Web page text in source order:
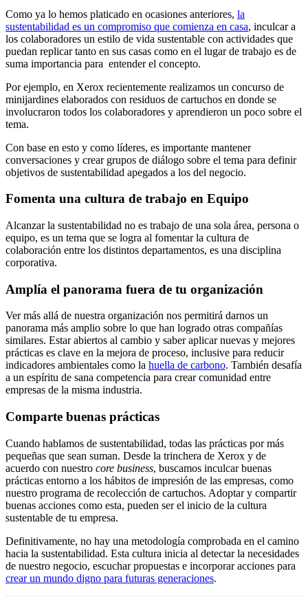
Como ya lo hemos platicado en ocasiones anteriores, la
sustentabilidad es un compromiso que comienza en casa, inculcar a
los colaboradores un estilo de vida sustentable con actividades que
puedan replicar tanto en sus casas como en el lugar de trabajo es de
suma importancia para entender el concepto.
Por ejemplo, en Xerox recientemente realizamos un concurso de
minijardines elaborados con residuos de cartuchos en donde se
involucraron todos los colaboradores y aprendieron un poco sobre el
tema.
Con base en esto y como líderes, es importante mantener
conversaciones y crear grupos de diálogo sobre el tema para definir
objetivos de sustentabilidad apegados a los del negocio.
Fomenta una cultura de trabajo en Equipo
Alcanzar la sustentabilidad no es trabajo de una sola área, persona o
equipo, es un tema que se logra al fomentar la cultura de
colaboración entre los distintos departamentos, es una disciplina
corporativa.
Amplía el panorama fuera de tu organización
Ver más allá de nuestra organización nos permitirá darnos un
panorama más amplio sobre lo que han logrado otras compañías
similares. Estar abiertos al cambio y saber aplicar nuevas y mejores
prácticas es clave en la mejora de proceso, inclusive para reducir
indicadores ambientales como la huella de carbono. También desafía
a un espíritu de sana competencia para crear comunidad entre
empresas de la misma industria.
Comparte buenas prácticas
Cuando hablamos de sustentabilidad, todas las prácticas por más
pequeñas que sean suman. Desde la trinchera de Xerox y de
acuerdo con nuestro core business, buscamos inculcar buenas
prácticas entorno a los hábitos de impresión de las empresas, como
nuestro programa de recolección de cartuchos. Adoptar y compartir
buenas acciones como esta, pueden ser el inicio de la cultura
sustentable de tu empresa.
Definitivamente, no hay una metodología comprobada en el camino
hacia la sustentabilidad. Esta cultura inicia al detectar la necesidades
de nuestro negocio, escuchar propuestas e incorporar acciones para
crear un mundo digno para futuras generaciones.